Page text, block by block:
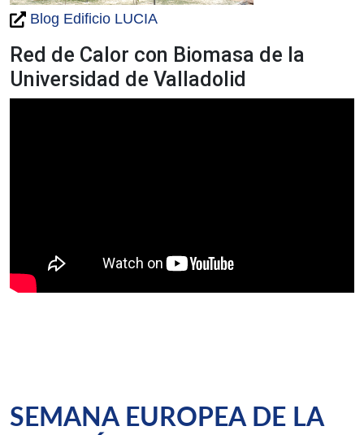
Blog Edificio LUCIA
Red de Calor con Biomasa de la
Universidad de Valladolid
SEMANA EUROPEA DE LA